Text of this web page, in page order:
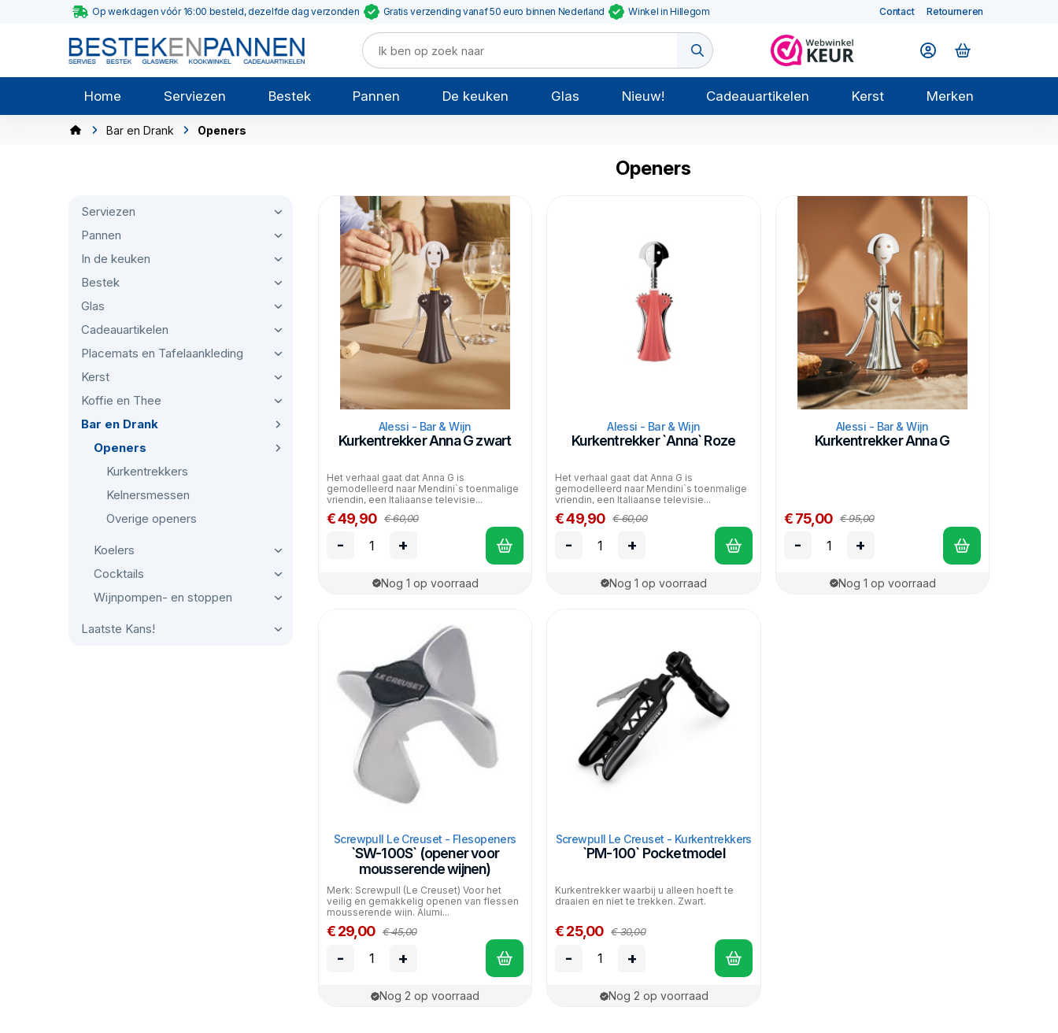
Op werkdagen vóór 16:00 besteld, dezelfde dag verzonden Gratis verzending vanaf 50 euro binnen Nederland Winkel in Hillegom Contact Retourneren
Home Serviezen Bestek Pannen De keuken Glas Nieuw! Cadeauartikelen Kerst Merken
Bar en Drank Openers
Serviezen
Pannen
In de keuken
Bestek
Glas
Cadeauartikelen
Placemats en Tafelaankleding
Kerst
Koffie en Thee
Bar en Drank
Openers
Kurkentrekkers
Kelnersmessen
Overige openers
Koelers
Cocktails
Wijnpompen- en stoppen
Laatste Kans!
Openers
Alessi - Bar & Wijn
Kurkentrekker Anna G zwart
Het verhaal gaat dat Anna G is
gemodelleerd naar Mendini`s toenmalige
vriendin, een Italiaanse televisie...
€ 49,90 € 60,00
- +
Nog 1 op voorraad
Alessi - Bar & Wijn
Kurkentrekker `Anna` Roze
Het verhaal gaat dat Anna G is
gemodelleerd naar Mendini`s toenmalige
vriendin, een Italiaanse televisie...
€ 49,90 € 60,00
- +
Nog 1 op voorraad
Alessi - Bar & Wijn
Kurkentrekker Anna G
€ 75,00 € 95,00
- +
Nog 1 op voorraad
Screwpull Le Creuset - Flesopeners
`SW-100S` (opener voor
mousserende wijnen)
Merk: Screwpull (Le Creuset) Voor het
veilig en gemakkelig openen van flessen
mousserende wijn. Alumi...
€ 29,00 € 45,00
- +
Nog 2 op voorraad
Screwpull Le Creuset - Kurkentrekkers
`PM-100` Pocketmodel
Kurkentrekker waarbij u alleen hoeft te
draaien en niet te trekken. Zwart.
€ 25,00 € 30,00
- +
Nog 2 op voorraad